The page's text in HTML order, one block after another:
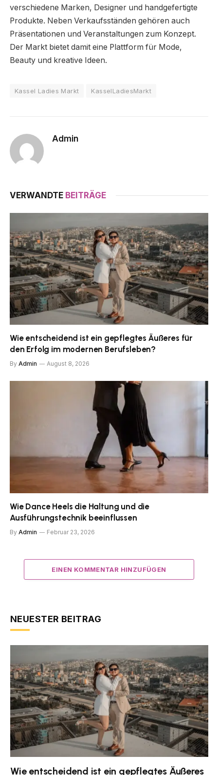
verschiedene Marken, Designer und handgefertigte
Produkte. Neben Verkaufsständen gehören auch
Präsentationen und Veranstaltungen zum Konzept.
Der Markt bietet damit eine Plattform für Mode,
Beauty und kreative Ideen.
Kassel Ladies Markt KasselLadiesMarkt
Admin
VERWANDTE BEITRÄGE
Wie entscheidend ist ein gepflegtes Äußeres für
den Erfolg im modernen Berufsleben?
By Admin August 8, 2026
Wie Dance Heels die Haltung und die
Ausführungstechnik beeinflussen
By Admin Februar 23, 2026
EINEN KOMMENTAR HINZUFÜGEN
NEUESTER BEITRAG
Wie entscheidend ist ein gepflegtes Äußeres